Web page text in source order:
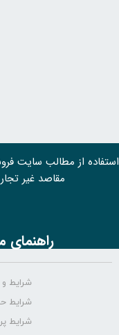
استفاده از مطالب سايت
مقاصد غیر
راهنمای
شرایط و
شرایط
شرایط